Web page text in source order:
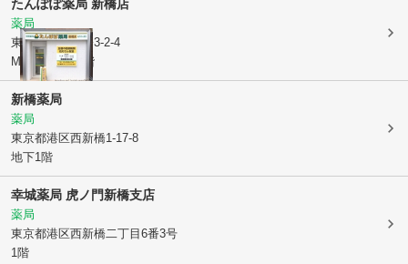
たんぽぽ薬局 新橋店
薬局
東京都港区新橋3-2-4
MKプレイス1階
新橋薬局
薬局
東京都港区西新橋1-17-8
地下1階
幸城薬局 虎ノ門新橋支店
薬局
東京都港区西新橋二丁目6番3号
1階